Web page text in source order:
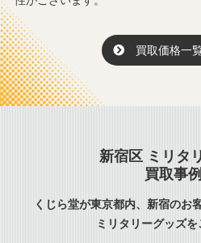
買取価格一
新宿区 ミリタ
買取事
くじら堂が東京都内、新宿のお
ミリタリーグッズ